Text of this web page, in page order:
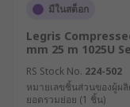
มีในสต็อก
Legris
mm 25 m 1025U
RS Stock No. 224-502
หมายเลขชิ้นส่วนของผู้ผ
ยอดรวมย่อย (1 ชิ้น)